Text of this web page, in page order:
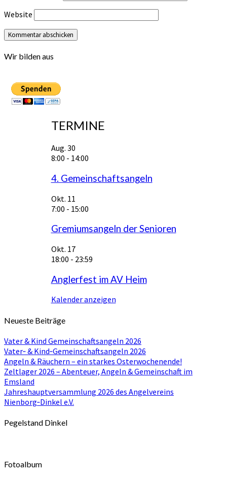
Website
Wir bilden aus
TERMINE
Aug. 30
8:00 - 14:00
4. Gemeinschaftsangeln
Okt. 11
7:00 - 15:00
Gremiumsangeln der Senioren
Okt. 17
18:00 - 23:59
Anglerfest im AV Heim
Kalender anzeigen
Neueste Beiträge
Vater & Kind Gemeinschaftsangeln 2026
Vater‑ & Kind‑Gemeinschaftsangeln 2026
Angeln & Räuchern – ein starkes Osterwochenende!
Zeltlager 2026 – Abenteuer, Angeln & Gemeinschaft im
Emsland
Jahreshauptversammlung 2026 des Angelvereins
Nienborg‑Dinkel e.V.
Pegelstand Dinkel
Fotoalbum